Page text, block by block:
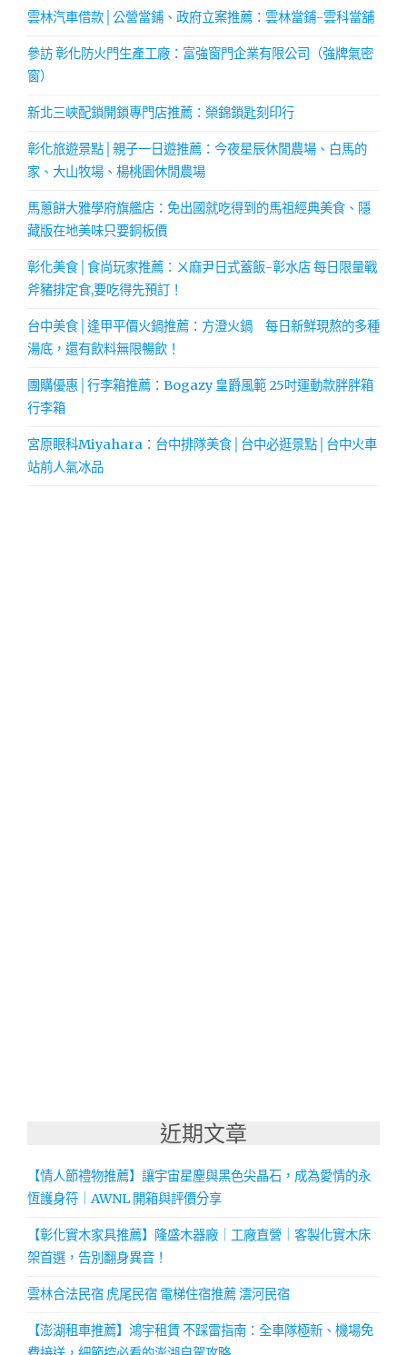
雲林汽車借款│公營當鋪、政府立案推薦：雲林當鋪-雲科當舖
參訪 彰化防火門生產工廠：富強窗門企業有限公司（強牌氣密
窗）
新北三峽配鎖開鎖專門店推薦：榮錦鎖匙刻印行
彰化旅遊景點│親子一日遊推薦：今夜星辰休閒農場、白馬的
家、大山牧場、楊桃園休閒農場
馬蔥餅大雅學府旗艦店：免出國就吃得到的馬祖經典美食、隱
藏版在地美味只要銅板價
彰化美食│食尚玩家推薦：ㄨ麻尹日式蓋飯-彰水店 每日限量戰
斧豬排定食,要吃得先預訂！
台中美食│逢甲平價火鍋推薦：方澄火鍋 每日新鮮現熬的多種
湯底，還有飲料無限暢飲！
團購優惠│行李箱推薦：Bogazy 皇爵風範 25吋運動款胖胖箱
行李箱
宮原眼科Miyahara：台中排隊美食│台中必逛景點│台中火車
站前人氣冰品
近期文章
【情人節禮物推薦】讓宇宙星塵與黑色尖晶石，成為愛情的永
恆護身符｜AWNL 開箱與評價分享
【彰化實木家具推薦】隆盛木器廠｜工廠直營｜客製化實木床
架首選，告別翻身異音！
雲林合法民宿 虎尾民宿 電梯住宿推薦 澐河民宿
【澎湖租車推薦】鴻宇租賃 不踩雷指南：全車隊極新、機場免